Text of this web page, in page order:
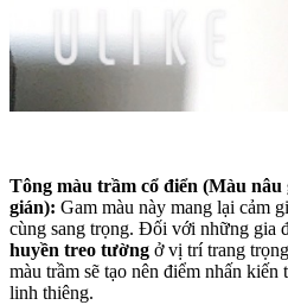
Tông màu trầm cổ điển (Màu nâu
gián): Gam màu này mang lại cảm
cùng sang trọng. Đối với những gia
huyền treo tường ở vị trí trang
màu trầm sẽ tạo nên điểm nhấn
linh thiêng.